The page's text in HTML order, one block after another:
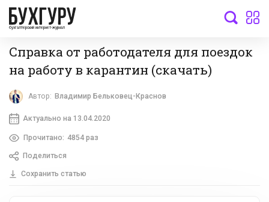
бухгалтерский интернет-журнал
Справка от работодателя для поездок
на работу в карантин (скачать)
Автор: Владимир Бельковец-Краснов
Актуально на 13.04.2020
Прочитано: 4854 раз
Поделиться
Сохранить статью